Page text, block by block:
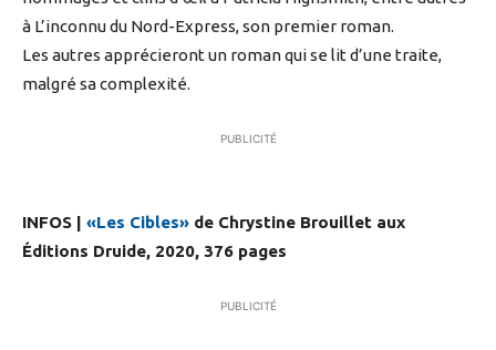
à L’inconnu du Nord-Express, son premier roman.
Les autres apprécieront un roman qui se lit d’une traite,
malgré sa complexité.
PUBLICITÉ
INFOS | «Les Cibles» de Chrystine Brouillet aux
Éditions Druide, 2020, 376 pages
PUBLICITÉ